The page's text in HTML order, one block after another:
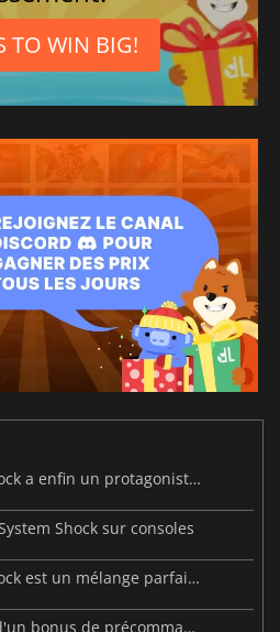
TO WIN BIG!
Le remake de System Shock a enfin un protagoniste féminin
Shock sur consoles
Le remake de System Shock est un mélange parfait de modernité et de classicisme
System Shock bénéficie d'un bonus de précommande exceptionnel